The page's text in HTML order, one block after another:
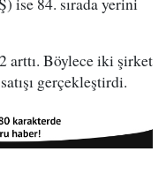
arttı. Böylece iki şirket
gerçekleştirdi.